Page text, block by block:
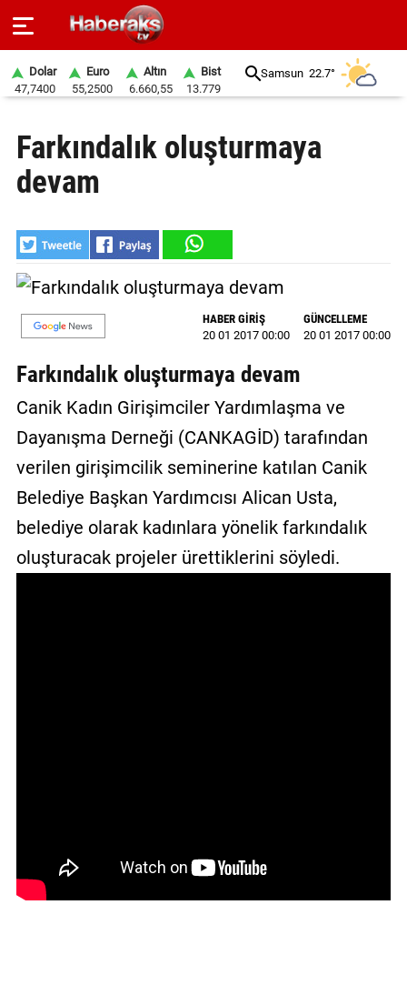
SPOR
YAŞAM
EKONOMİ
BELEDİYELER
SAĞLIK
GALERİ
VİDEO
YAZARLAR
BİZE
ULAŞIN
Dolar
47,7400
Euro
55,2500
Altın
6.660,55
Bist
13.779
Samsun 22.7°
Farkındalık oluşturmaya
devam
HABER GİRİŞ
20 01 2017 00:00
GÜNCELLEME
20 01 2017 00:00
Farkındalık oluşturmaya devam
Canik Kadın Girişimciler Yardımlaşma ve
Dayanışma Derneği (CANKAGİD) tarafından
verilen girişimcilik seminerine katılan Canik
Belediye Başkan Yardımcısı Alican Usta,
belediye olarak kadınlara yönelik farkındalık
oluşturacak projeler ürettiklerini söyledi.